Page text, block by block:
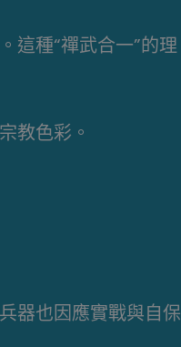
這種“禪武合一”的理
教色彩。
器也因應實戰與自保